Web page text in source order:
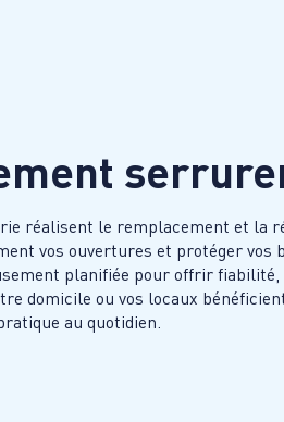
réalisent le remplacement et la
vos ouvertures et protéger vos
planifiée pour offrir
domicile ou vos locaux
au quotidien.